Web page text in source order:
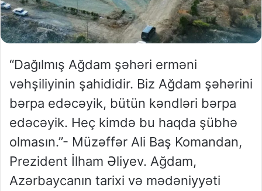
“Dağılmış Ağdam şəhəri erməni
vəhşiliyinin şahididir. Biz Ağdam şəhərini
bərpa edəcəyik, bütün kəndləri bərpa
edəcəyik. Heç kimdə bu haqda şübhə
olmasın.”- Müzəffər Ali Baş Komandan,
Prezident İlham Əliyev. Ağdam,
Azərbaycanın tarixi və mədəniyyəti